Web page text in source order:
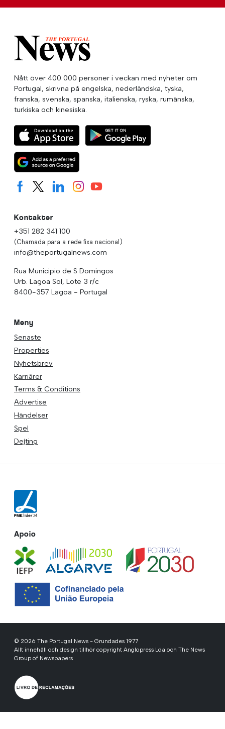
Nått över 400 000 personer i veckan med nyheter om
Portugal, skrivna på engelska, nederländska, tyska,
franska, svenska, spanska, italienska, ryska, rumänska,
turkiska och kinesiska.
Kontakter
+351 282 341 100
(Chamada para a rede fixa nacional)
info@theportugalnews.com
Rua Municipio de S Domingos
Urb. Lagoa Sol, Lote 3 r/c
8400-357 Lagoa - Portugal
Meny
Senaste
Properties
Nyhetsbrev
Karriärer
Terms & Conditions
Advertise
Händelser
Spel
Dejting
Apoio
© 2026 The Portugal News - Grundades 1977
Allt innehåll och design tillhör copyright Anglopress Lda och The News
Group of Newspapers